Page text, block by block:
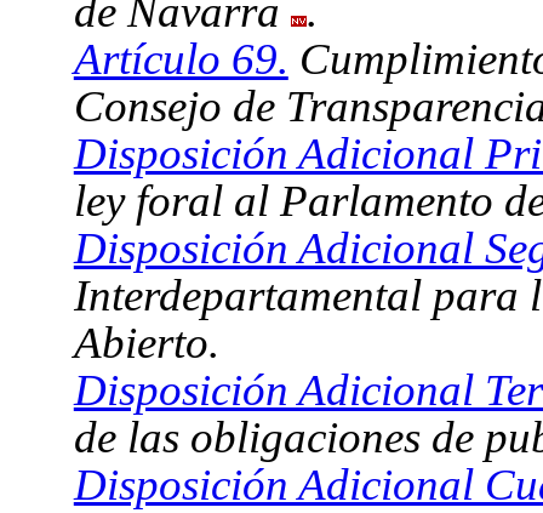
de Navarra .
Artículo 69.
Consejo de
Disposición Adicional
ley foral al Parlamento
Disposición Adicional
Interdepartamental para
Abierto.
Disposición Adicional
de las obligaciones de
Disposición Adicional